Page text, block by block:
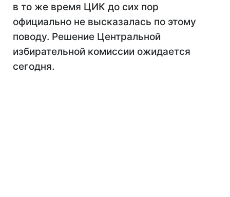
в то же время ЦИК до сих пор
официально не высказалась по этому
поводу. Решение Центральной
избирательной комиссии ожидается
сегодня.